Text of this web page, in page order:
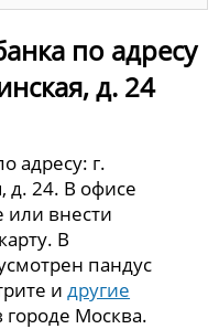
по адресу
д. 24
адресу: г.
д. 24. В офисе
внести
В
пандус
идругие
городе Москва.